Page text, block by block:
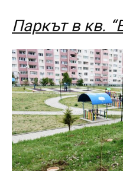
Паркът в кв. “